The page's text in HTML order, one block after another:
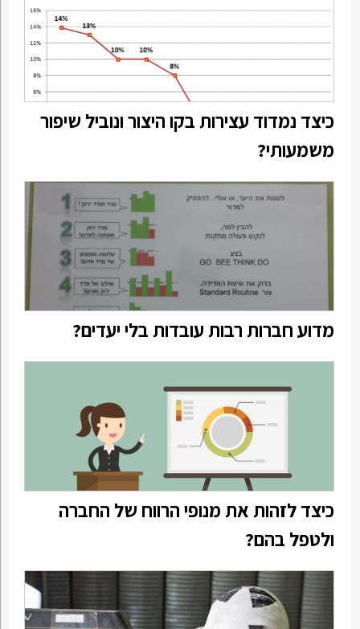
כיצד נמדוד עצירות בקו היצור ונוביל שיפור
משמעותי?
מדוע חברות רבות עובדות בלי יעדים?
כיצד לזהות את מנופי הרווח של החברה
ולטפל בהם?